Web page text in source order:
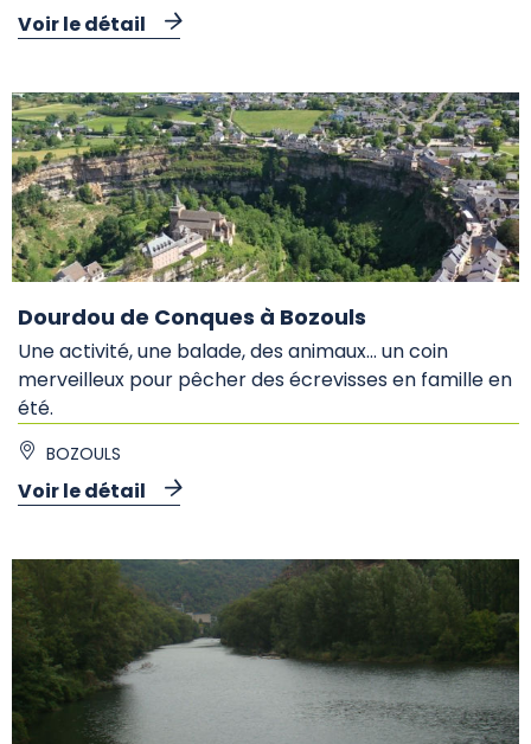
Voir le détail
Dourdou de Conques à Bozouls
Une activité, une balade, des animaux... un coin
merveilleux pour pêcher des écrevisses en famille en
été.
BOZOULS
Voir le détail